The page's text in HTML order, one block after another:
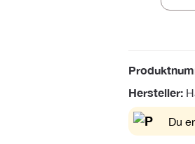
Hersteller:
Du